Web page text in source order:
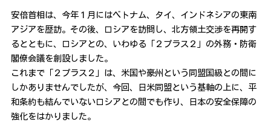
安倍首相は、今年１月にはベトナム、タイ、インドネシアの東南
アジアを歴訪。その後、ロシアを訪問し、北方領土交渉を再開す
るとともに、ロシアとの、いわゆる「２プラス２」の外務・防衛
閣僚会議を創設しました。
これまで「２プラス２」は、米国や豪州という同盟国級との間に
しかありませんでしたが、今回、日米同盟という基軸の上に、平
和条約も結んでいないロシアとの間でも作り、日本の安全保障の
強化をはかりました。